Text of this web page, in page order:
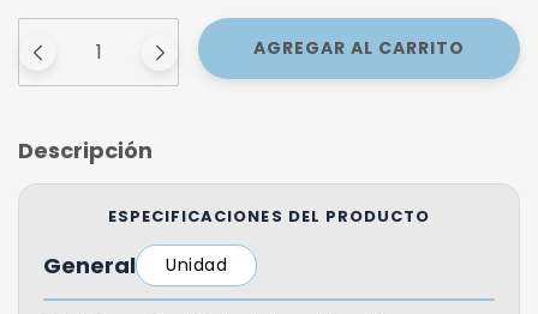
Descripción
ESPECIFICACIONES DEL PRODUCTO
General Unidad